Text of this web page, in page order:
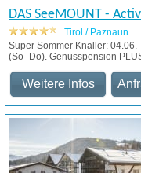
DAS SeeMOUNT -
Tirol / Paznaun
Super Sommer Knaller:
(So–Do). Genusspension
Weitere Infos